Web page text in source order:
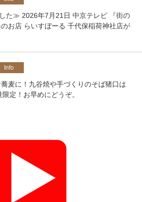
た≫ 2026年7月21日 中京テレビ 『街の
お店 らいすぼーる 千代保稲荷神社店が
麦に！九谷焼や手づくりのそば猪口は
定！お早めにどうぞ。
せ≫ いつもご覧いただきありがとうご
年オープンしました！新商品をたくさ
みなさまのご来店をお待ちしております